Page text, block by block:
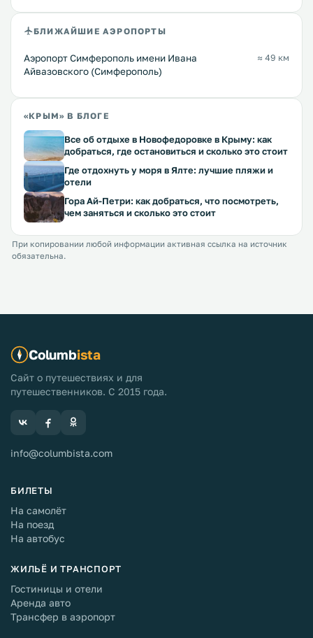
БЛИЖАЙШИЕ АЭРОПОРТЫ
Аэропорт Симферополь имени Ивана
Айвазовского (Симферополь)
≈ 49 км
«КРЫМ» В БЛОГЕ
Все об отдыхе в Новофедоровке в Крыму: как
добраться, где остановиться и сколько это стоит
Где отдохнуть у моря в Ялте: лучшие пляжи и
отели
Гора Ай-Петри: как добраться, что посмотреть,
чем заняться и сколько это стоит
При копировании любой информации активная ссылка на источник
обязательна.
Columbista
Сайт о путешествиях и для
путешественников. С 2015 года.
info@columbista.com
БИЛЕТЫ
На самолёт
На поезд
На автобус
ЖИЛЬЁ И ТРАНСПОРТ
Гостиницы и отели
Аренда авто
Трансфер в аэропорт